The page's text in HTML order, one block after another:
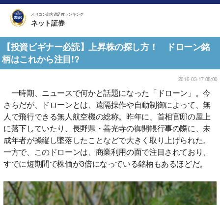
オリコン顧客満足度ランキング
ネット証券
【投資ビギナー必読】上昇株の探し方！ ドローン銘
柄はこれから注目!?
2016-03-17 08:00
一時期、ニュースで何かと話題になった「ドローン」。今
さらだが、ドローンとは、遠隔操作や自動制御によって、無
人で飛行できる無人航空機の総称。昨年に、首相官邸の屋上
に落下していたり、長野県・善光寺の御開帳行事の際に、未
成年者が操縦し墜落したことなどで大きく取り上げられた。
一方で、このドローンは、商業利用の面で注目されており、
すでに短期間で株価が3倍になっている銘柄もあるほどだ。